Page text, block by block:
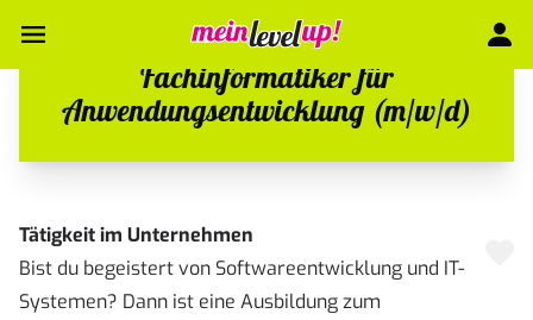
Fachinformatiker für
Anwendungsentwicklung (m/w/d)
Tätigkeit im Unternehmen
Bist du begeistert von Softwareentwicklung und IT-
Systemen? Dann ist eine Ausbildung zum